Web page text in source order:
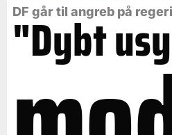
DF går til angreb på
"Dybt